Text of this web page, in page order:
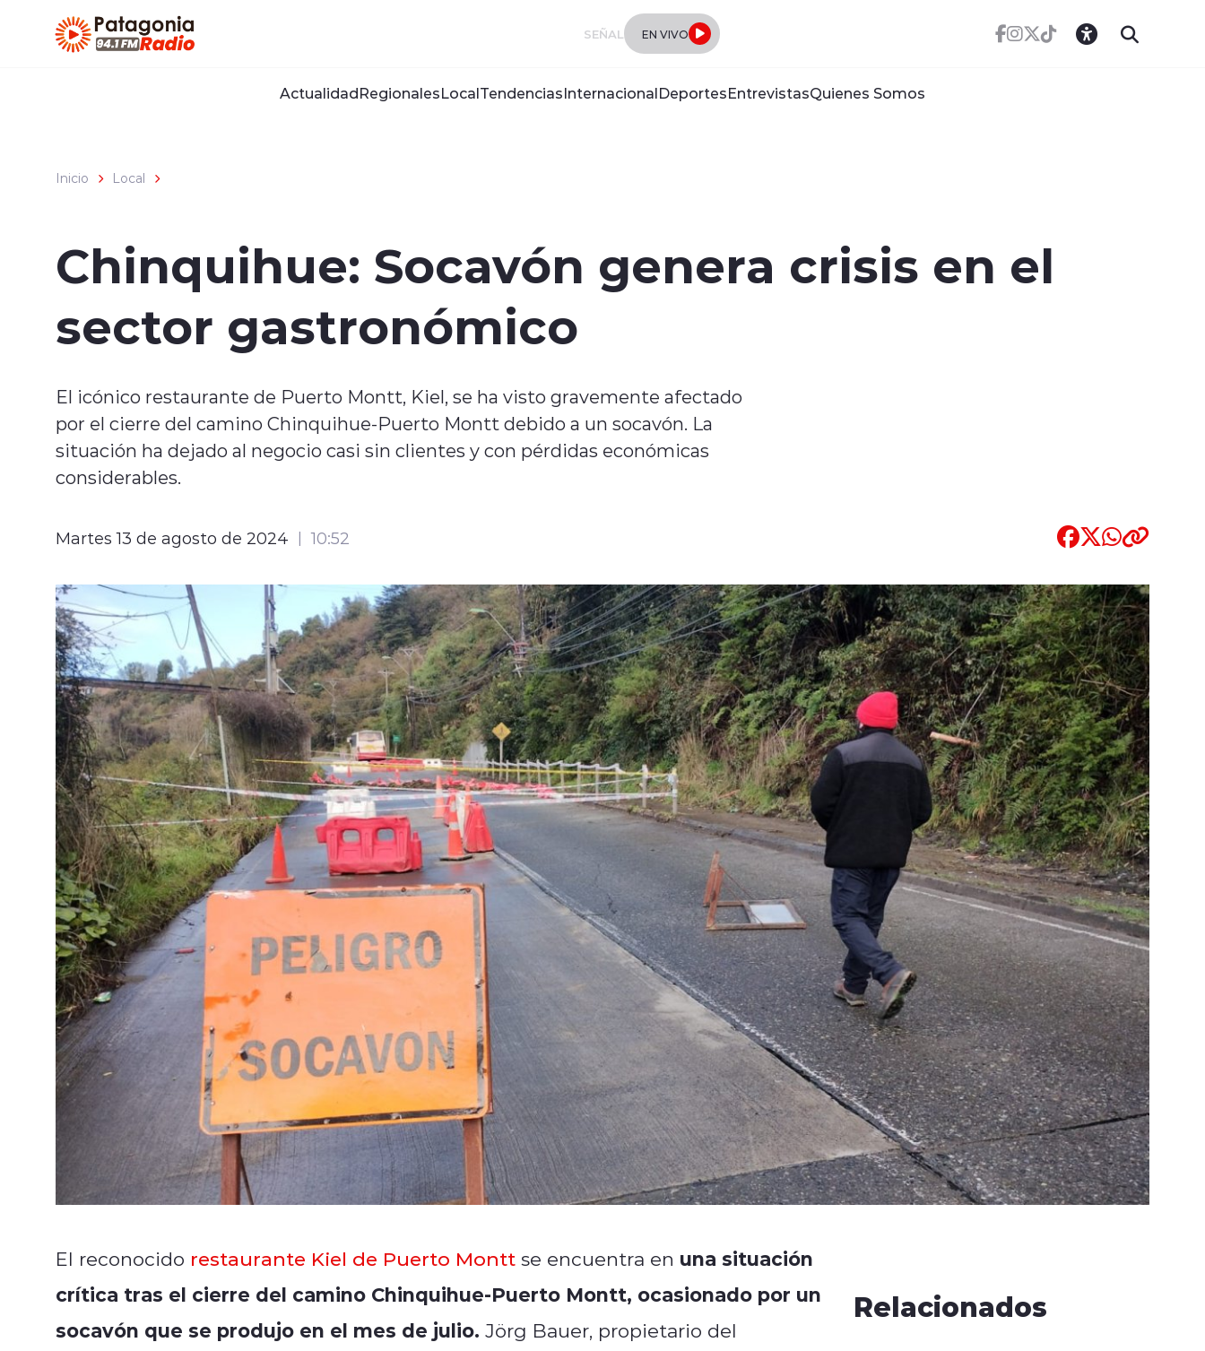
SEÑAL EN VIVO
ActualidadRegionalesLocalTendenciasInternacionalDeportesEntrevistasQuienes Somos
Inicio Local
Chinquihue: Socavón genera crisis en el
sector gastronómico
El icónico restaurante de Puerto Montt, Kiel, se ha visto gravemente afectado
por el cierre del camino Chinquihue-Puerto Montt debido a un socavón. La
situación ha dejado al negocio casi sin clientes y con pérdidas económicas
considerables.
Martes 13 de agosto de 2024 10:52
El reconocido restaurante Kiel de Puerto Montt se encuentra en una situación
crítica tras el cierre del camino Chinquihue-Puerto Montt, ocasionado por un
socavón que se produjo en el mes de julio. Jörg Bauer, propietario del
Relacionados